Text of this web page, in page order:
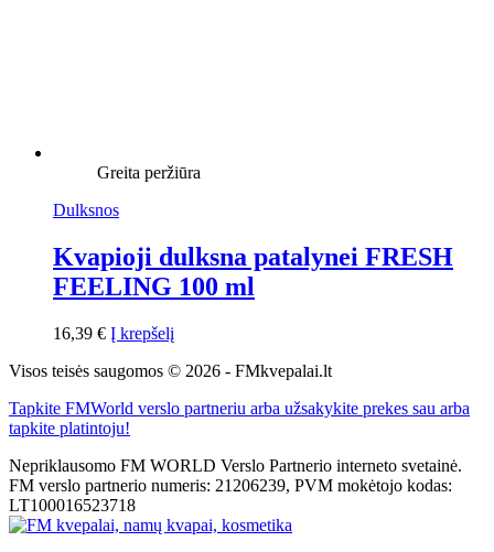
Greita peržiūra
Dulksnos
Kvapioji dulksna patalynei FRESH
FEELING 100 ml
16,39 € Į krepšelį
Visos teisės saugomos © 2026 - FMkvepalai.lt
Tapkite FMWorld verslo partneriu arba užsakykite prekes sau arba
tapkite platintoju!
Nepriklausomo FM WORLD Verslo Partnerio interneto svetainė.
FM verslo partnerio numeris: 21206239, PVM mokėtojo kodas:
LT100016523718